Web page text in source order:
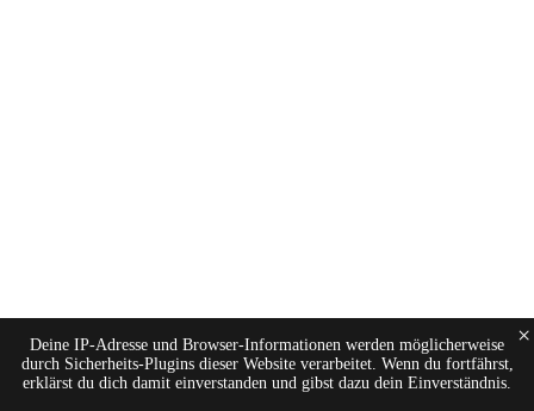
Deine IP-Adresse und Browser-Informationen werden möglicherweise
durch Sicherheits-Plugins dieser Website verarbeitet. Wenn du fortfährst,
erklärst du dich damit einverstanden und gibst dazu dein Einverständnis.
×